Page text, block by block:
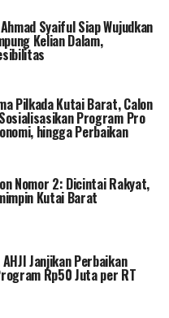
Syaiful Siap Wujudkan
Kelian Dalam,
Pilkada Kutai Barat, Calon
Program Pro
hingga Perbaikan
Nomor 2: Dicintai Rakyat,
Kutai Barat
Janjikan Perbaikan
Rp50 Juta per RT